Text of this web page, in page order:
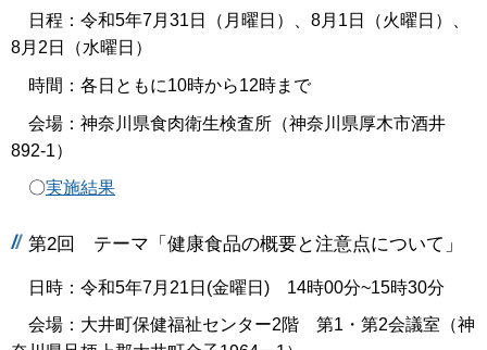
日程：令和5年7月31日（月曜日）、8月1日（火曜日）、
8月2日（水曜日）
時間：各日ともに10時から12時まで
会場：神奈川県食肉衛生検査所（神奈川県厚木市酒井
892-1）
〇実施結果
第2回 テーマ「健康食品の概要と注意点について」
日時：令和5年7月21日(金曜日) 14時00分~15時30分
会場：大井町保健福祉センター2階 第1・第2会議室（神